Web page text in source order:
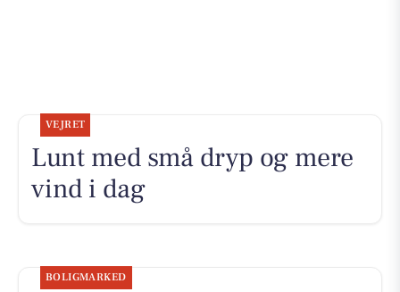
VEJRET
Lunt med små dryp og mere
vind i dag
BOLIGMARKED